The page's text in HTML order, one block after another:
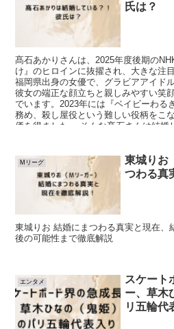
氏は？
髙石あかりさんは、2025年度後期の
け』のヒロインに抜擢され、大きな注
福岡県出身の女優で、グラビアアイド
彼女の端正な顔立ちと親しみやすい笑
でいます。2023年には『ベイビーわる
務め、殺し屋役という難しい役柄をこ
価を得ました。 そんな髙石さんは結婚
Mリーグ
東城りお
つわる真
東城りお 結婚にまつわる真実と現在、
後の可能性まで徹底解説
エンタメ
スケート
ー、草木
リ五輪代